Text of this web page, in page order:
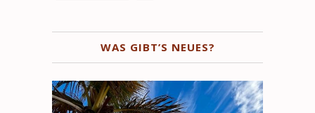
WAS GIBT’S NEUES?